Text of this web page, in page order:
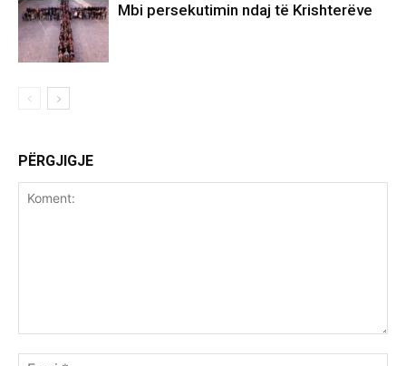
Mbi persekutimin ndaj të Krishterëve
PËRGJIGJE